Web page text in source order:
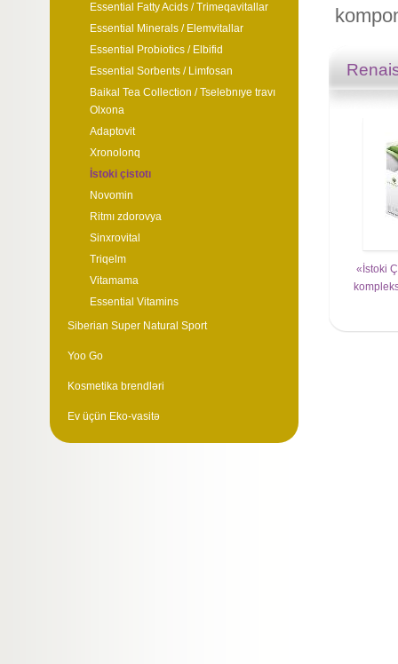
«İstoki
Essential Fatty Acids / Trimeqavitallar
Essential Minerals / Elemvitallar
Essential Probiotics / Elbifid
Essential Sorbents / Limfosan
Baikal Tea Collection / Tselebnıye travı
Olxona
Adaptovit
Xronolonq
İstoki çistotı
Novomin
Ritmı zdorovya
Sinxrovital
Triqelm
Vitamama
Essential Vitamins
Siberian Super Natural Sport
Yoo Go
Kosmetika brendləri
Ev üçün Eko-vasitə